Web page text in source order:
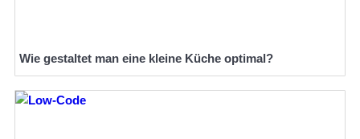
Wie gestaltet man eine kleine Küche optimal?